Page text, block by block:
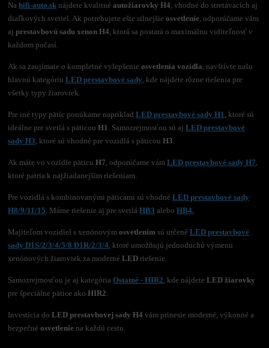
Nahifi-auto.sk nájdete kvalitnéautožiarovky H4, vhodné do stretávacích aj
diaľkových svetiel. Ak potrebujete ešte silnejšieosvetlenie, odporúčame vám
ajprestavbovú sadu xenon H4, ktorá sa postará o maximálnu viditeľnosť v
každom počasí.
Ak sa zaujímate o kompletné vylepšenieosvetlenia vozidla, navštívte našu
hlavnú kategóriuLED prestavbové sady, kde nájdete rôzne riešenia pre
všetky typy žiaroviek.
Pre iné typy pätíc ponúkame napríkladLED prestavbové sady H1, ktoré sú
ideálne pre svetlá s päticouH1. Samozrejmosťou sú ajLED prestavbové
sady H3, ktoré sú vhodné pre vozidlá s päticouH3.
Ak máte vo vozidle päticuH7, odporúčame vámLED prestavbové sady H7,
ktoré patria k najžiadanejším riešeniam.
Pre vozidlá s kombinovanými päticami sú vhodnéLED prestavbové sady
H8/9/11/15. Máme riešenie aj pre svetláHB3 aleboHB4.
Majiteľom vozidiel s xenónovýmosvetlením sú určenéLED prestavbové
sady D1S/2/3/4/5/8 D1R/2/3/4, ktoré umožňujú jednoduchú výmenu
xenónových žiaroviek za modernéLED riešenie.
Samozrejmosťou je aj kategóriaOstatné - HIR2, kde nájdeteLED žiarovky
pre špeciálne pätice akoHIR2.
Investícia doLED prestavbovej sady H4 vám prinesie moderné, výkonné a
bezpečnéosvetlenie na každú cestu.